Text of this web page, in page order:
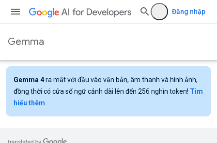
Đăng nhập
Gemma
Gemma 4ra mắt với đầu vào văn bản, âm thanh và hình ảnh,
đồng thời có cửa sổ ngữ cảnh dài lên đến 256 nghìn token! Tìm
hiểu thêm